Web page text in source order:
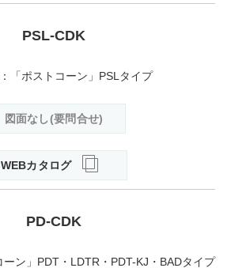
PSL-CDK
「ポストコーン」PSLタイプ
図面なし(要問合せ)
WEBカタログ
PD-CDK
ン」PDT・LDTR・PDT-KJ・BADタイプ